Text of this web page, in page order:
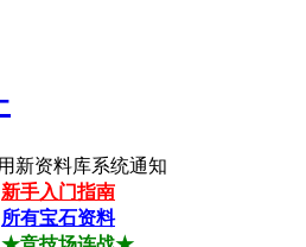
新资料库系统通知
新手入门指南
所有宝石资料